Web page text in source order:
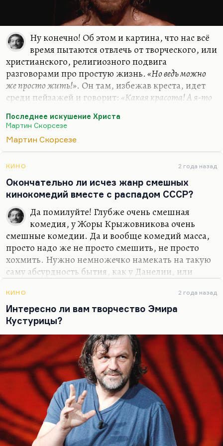
Ну конечно! Об этом и картина, что нас всё
время пытаются отвлечь от творческого, или
христианского, религиозного подвига
разговорами про простую жизнь.«Но ведь можно
же просто жить!». Он там, избежав креста, идет
среди пейзажей и говорит: «Какая красота! А я-то
рожден для подвига, никоим образом не
замечает благодати мира, его прекрасности —
вкуса вина, вкуса еды…
Он же там умирает семьянином. И в конце он
отвергает этот соблазн, представив свою смерть в
окружении чад и домочадцев после долгой и
прекрасной жизни. Он кричит:«Нет!», он в ужасе
отвергает это и умирает на кресте со словами:
совершил».…
Последнее искушение Христа
Мартин Скорсезе
Мартин Скорсезе
КИНО 2 года назад
Окончательно ли исчез жанр смешных
кинокомедий вместе с распадом СССР?
Да помилуйте! Глубже очень смешная
комедия, у Жоры Крыжовникова очень
смешные комедии. Да и вообще комедий масса,
просто надо же не просто смешить, не просто
хохмить. Нужно немножечко намекать на такую
саму абсурдность бытия, как у Данелии, или
Рязанова, потому что Рязанов очень глубоко
осмысливал советскую жизнь. Это сейчас стало
понятно. Нужно уметь, что ли, смотреть на это
все под новым углом, а не просто выезжать за
счет харизмы Камеди Клаба. И тогда, я думаю,
все будет, да и сейчас это есть.
КИНО 2 года назад
Интересно ли вам творчество Эмира
Кустурицы?